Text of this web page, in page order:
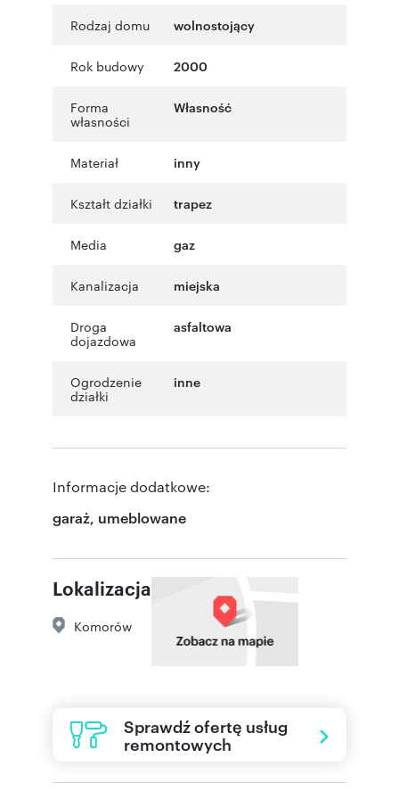
Rodzaj domu wolnostojący
Rok budowy 2000
Forma
własności
Własność
Materiał inny
Kształt działki trapez
Media gaz
Kanalizacja miejska
Droga
dojazdowa
asfaltowa
Ogrodzenie
działki
inne
Informacje dodatkowe:
garaż, umeblowane
Lokalizacja
Komorów
Sprawdź ofertę usług
remontowych